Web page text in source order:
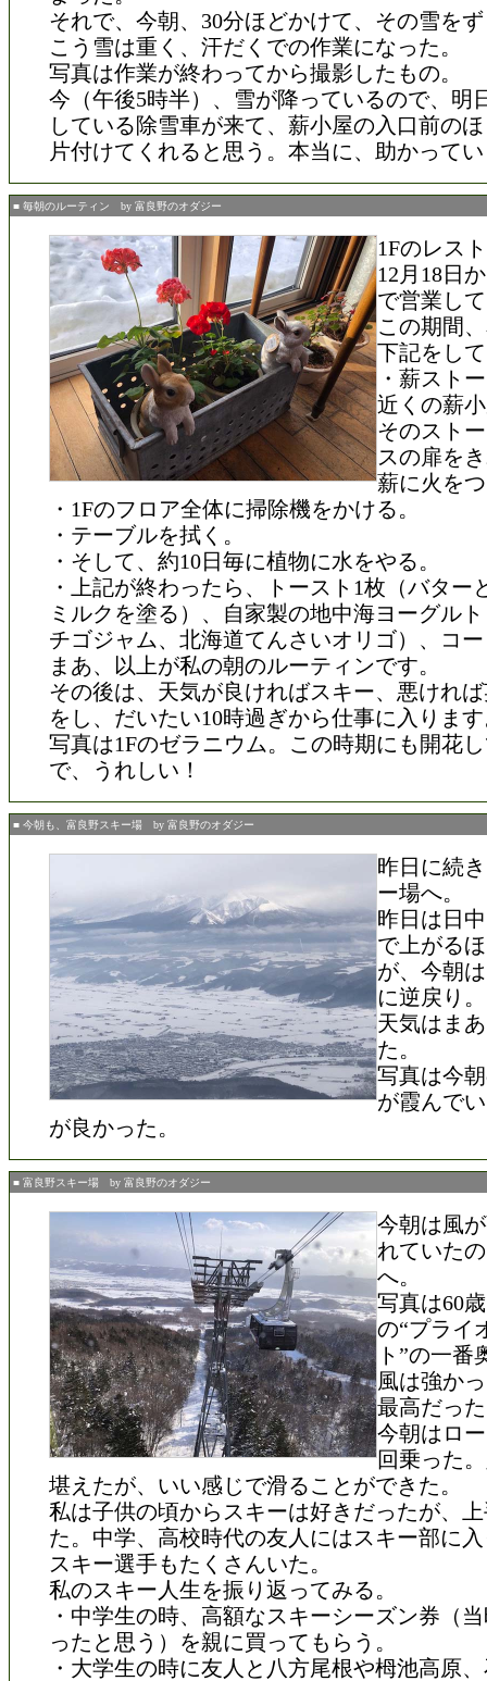
それで、今朝、30分ほどかけて、その雪を
こう雪は重く、汗だくでの作業になった。
写真は作業が終わってから撮影したもの。
今（午後5時半）、雪が降っているので、明
している除雪車が来て、薪小屋の入口前の
片付けてくれると思う。本当に、助かって
■ 毎朝のルーティン by 富良野のオダジー
1Fのレス
12月18日
で営業し
この期間
下記をし
・薪スト
近くの薪
そのスト
スの扉を
薪に火を
・1Fのフロア全体に掃除機をかける。
・テーブルを拭く。
・そして、約10日毎に植物に水をやる。
・上記が終わったら、トースト1枚（バター
ミルクを塗る）、自家製の地中海ヨーグル
チゴジャム、北海道てんさいオリゴ）、コ
まあ、以上が私の朝のルーティンです。
その後は、天気が良ければスキー、悪けれ
をし、だいたい10時過ぎから仕事に入りま
写真は1Fのゼラニウム。この時期にも開花
で、うれしい！
■ 今朝も、富良野スキー場 by 富良野のオダジー
昨日に続
ー場へ。
昨日は日
で上がる
が、今朝
に逆戻り。
天気はま
た。
写真は今
が霞んで
が良かった。
■ 富良野スキー場 by 富良野のオダジー
今朝は風
れていた
へ。
写真は60
の“プライ
ト”の一番
風は強か
最高だっ
今朝はロ
回乗った
堪えたが、いい感じで滑ることができた。
私は子供の頃からスキーは好きだったが、
た。中学、高校時代の友人にはスキー部に
スキー選手もたくさんいた。
私のスキー人生を振り返ってみる。
・中学生の時、高額なスキーシーズン券（
ったと思う）を親に買ってもらう。
・大学生の時に友人と八方尾根や栂池高原